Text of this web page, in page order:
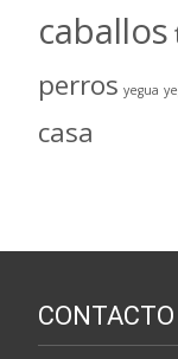
caballos
perros yegua
casa
CONTACTO